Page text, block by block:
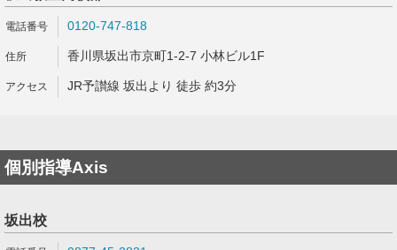
0120-747-818
香川県坂出市京町1-2-7 小林ビル1F
JR予讃線 坂出より 徒歩 約3分
個別指導Axis
坂出校